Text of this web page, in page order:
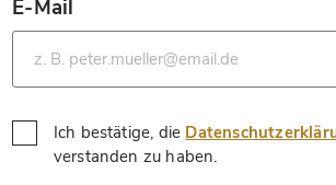
E-Mail
*
Ich bestätige, die
verstanden zu haben.